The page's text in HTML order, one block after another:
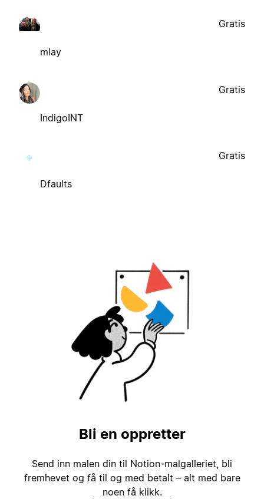
mlay
Gratis
IndigoINT
Gratis
Dfaults
Gratis
Bli en oppretter
Send inn malen din til Notion-malgalleriet, bli
fremhevet og få til og med betalt – alt med bare
noen få klikk.